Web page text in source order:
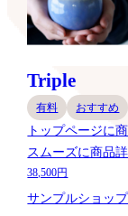
Triple
有料 おすすめ
トップページに
スムーズに商品
38,500円
サンプルショッ